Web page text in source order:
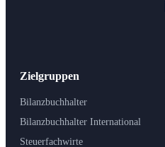
Zielgruppen
Bilanzbuchhalter
Bilanzbuchhalter International
Steuerfachwirte